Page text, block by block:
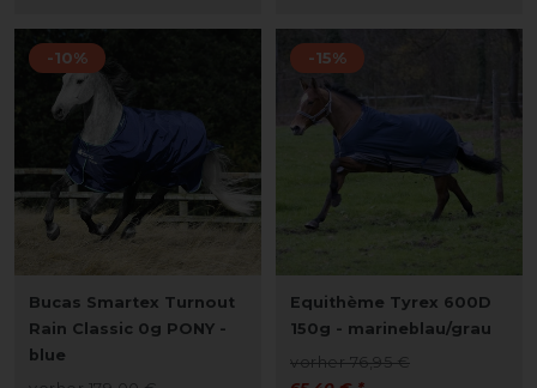
-10%
Bucas Smartex Turnout
Rain Classic 0g PONY -
blue
-15%
Equithème Tyrex 600D
150g - marineblau/grau
vorher 76,95 €